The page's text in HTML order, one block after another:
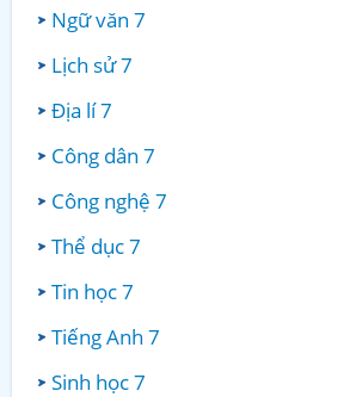
Ngữ văn 7
Lịch sử 7
Địa lí 7
Công dân 7
Công nghệ 7
Thể dục 7
Tin học 7
Tiếng Anh 7
Sinh học 7